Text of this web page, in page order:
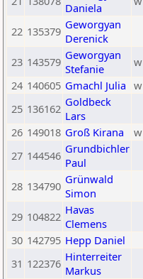
Daniela
22 135379 Geworgyan
Derenick
23 143579 Geworgyan
Stefanie
w
24 140605 Gmachl Julia w
25 136162 Goldbeck
Lars
26 149018 Groß Kirana w
27 144546 Grundbichler
Paul
28 134790 Grünwald
Simon
29 104822 Havas
Clemens
30 142795 Hepp Daniel
31 122376 Hinterreiter
Markus